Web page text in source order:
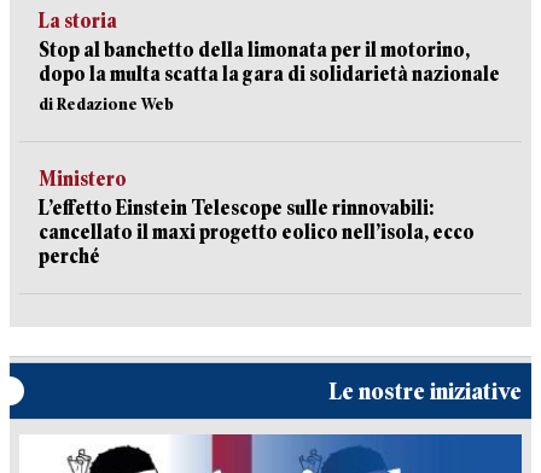
La storia
Stop al banchetto della limonata per il motorino,
dopo la multa scatta la gara di solidarietà nazionale
di Redazione Web
Ministero
L’effetto Einstein Telescope sulle rinnovabili:
cancellato il maxi progetto eolico nell’isola, ecco
perché
Le nostre iniziative